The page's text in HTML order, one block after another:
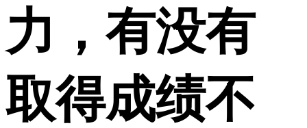
力，有没有
取得成绩不